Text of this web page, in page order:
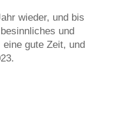
wieder, und bis
und
gute Zeit, und